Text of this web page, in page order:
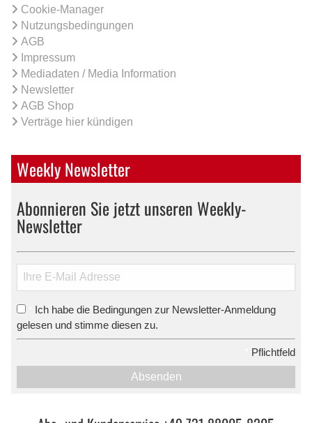
Cookie-Manager
Nutzungsbedingungen
AGB
Impressum
Mediadaten / Media Information
Newsletter
AGB Shop
Verträge hier kündigen
Weekly Newsletter
Abonnieren Sie jetzt unseren Weekly-
Newsletter
Ich habe die Bedingungen zur Newsletter-Anmeldung
gelesen und stimme diesen zu.
Pflichtfeld
Absenden